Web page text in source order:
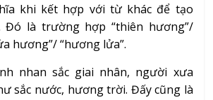
khi kết hợp với từ khác để tạo
Đó là trường hợp “thiên hương”/
hương”/ “hương lửa”.
sắc giai nhân, người xưa
sắc nước, hương trời. Đấy cũng là